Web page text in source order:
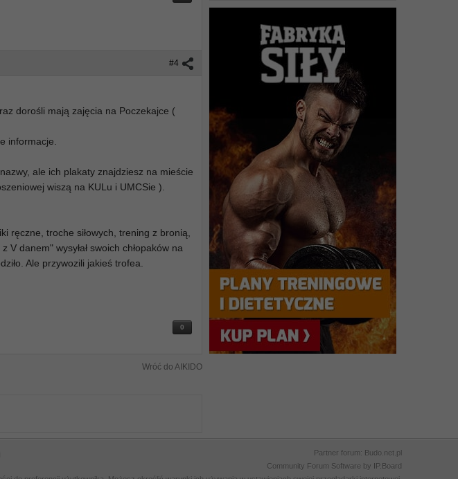
#4
dorośli mają zajęcia na Poczekajce (
informacje.
ale ich plakaty znajdziesz na mieście
wiszą na KULu i UMCSie ).
ręczne, troche siłowych, trening z bronią,
danem" wysyłał swoich chłopaków na
Ale przywozili jakieś trofea.
0
Wróć do AIKIDO